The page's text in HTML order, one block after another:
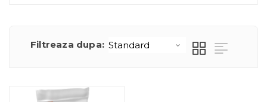
Filtreaza dupa: